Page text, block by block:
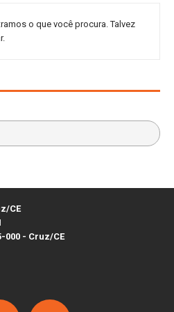
o que você procura. Talvez
CE
000 - Cruz/CE